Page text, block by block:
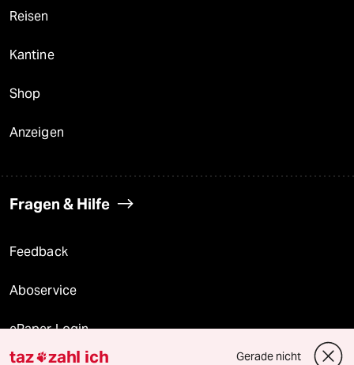
Reisen
Kantine
Shop
Anzeigen
Fragen & Hilfe
Feedback
Aboservice
ePaper Login
taz zahl ich Gerade nicht